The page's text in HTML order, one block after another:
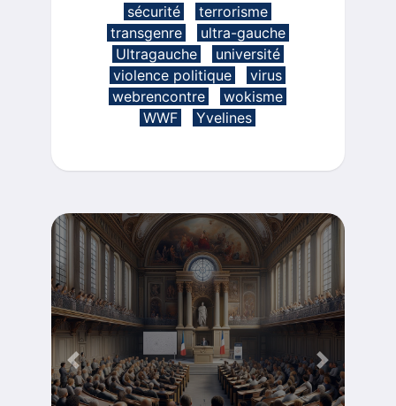
sécurité
terrorisme
transgenre
ultra-gauche
Ultragauche
université
violence politique
virus
webrencontre
wokisme
WWF
Yvelines
Previous Next